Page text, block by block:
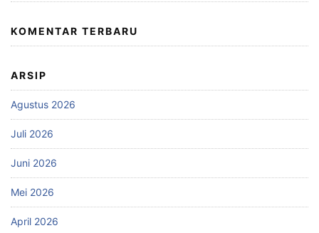
KOMENTAR TERBARU
ARSIP
Agustus 2026
Juli 2026
Juni 2026
Mei 2026
April 2026